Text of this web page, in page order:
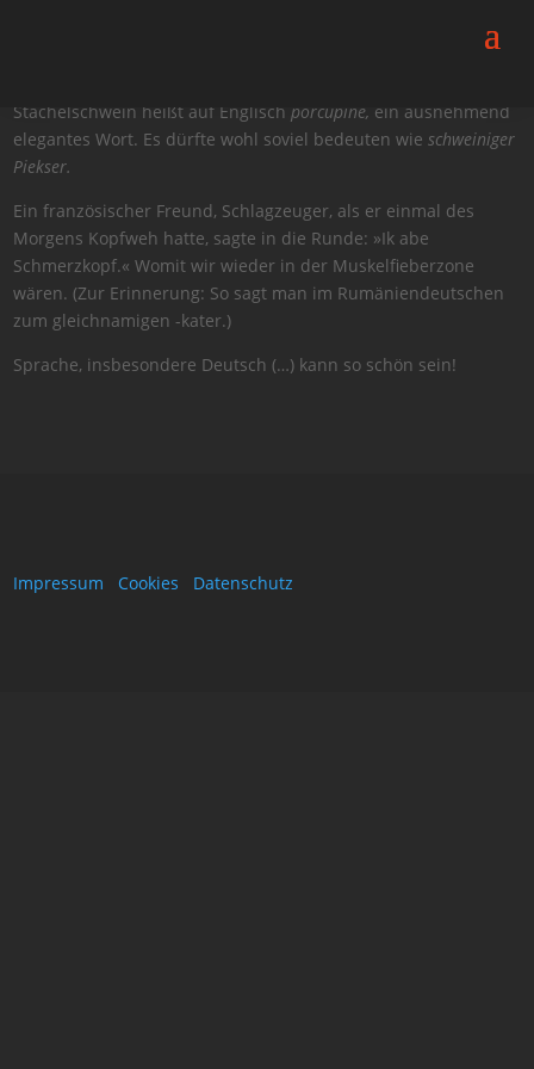
Stachelschwein heißt auf Englischporcupine, ein ausnehmend
elegantes Wort. Es dürfte wohl soviel bedeuten wieschweiniger
Piekser.
Ein französischer Freund, Schlagzeuger, als er einmal des
Morgens Kopfweh hatte, sagte in die Runde: »Ik abe
Schmerzkopf.« Womit wir wieder in der Muskelfieberzone
wären. (Zur Erinnerung: So sagt man im Rumäniendeutschen
zum gleichnamigen -kater.)
Sprache, insbesondere Deutsch (…) kann so schön sein!
Impressum Cookies Datenschutz